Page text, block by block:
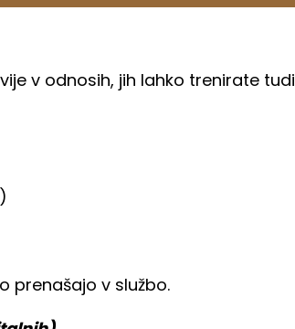
v odnosih, jih lahko trenirate tudi
prenašajo v službo.